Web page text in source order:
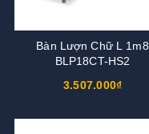
Bàn Lượn Chữ L 1m8
BLP18CT-HS2
3.507.000₫